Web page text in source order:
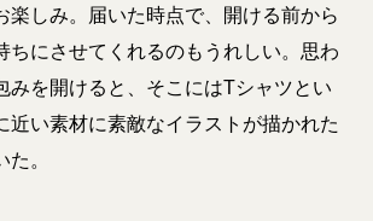
楽しみ。届いた時点で、開ける前から
ちにさせてくれるのもうれしい。思わ
みを開けると、そこにはTシャツとい
近い素材に素敵なイラストが描かれた
。